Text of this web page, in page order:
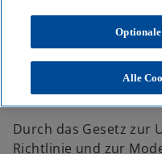
Allgemeine
UPDATE: Zustimmung
Durch das Gesetz zur
Richtlinie und zur
Alle